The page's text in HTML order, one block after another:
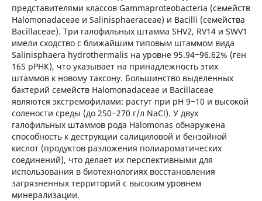
представителями классов Gammaproteobacteria (семейств
Halomonadaceae и Salinisphaeraceae) и Bacilli (семейства
Bacillaceae). Три галофильных штамма SHV2, RV14 и SWV1
имели сходство с ближайшим типовым штаммом вида
Salinisphaera hydrothermalis на уровне 95.94‒96.62% (ген
16S рРНК), что указывает на принадлежность этих
штаммов к новому таксону. Большинство выделенных
бактерий семейств Halomonadaceae и Bacillaceae
являются экстремофилами: растут при рН 9‒10 и высокой
солености среды (до 250‒270 г/л NaCl). У двух
галофильных штаммов рода Halomonas обнаружена
способность к деструкции салициловой и бензойной
кислот (продуктов разложения полиароматических
соединений), что делает их перспективными для
использования в биотехнологиях восстановления
загрязненных территорий с высоким уровнем
минерализации.